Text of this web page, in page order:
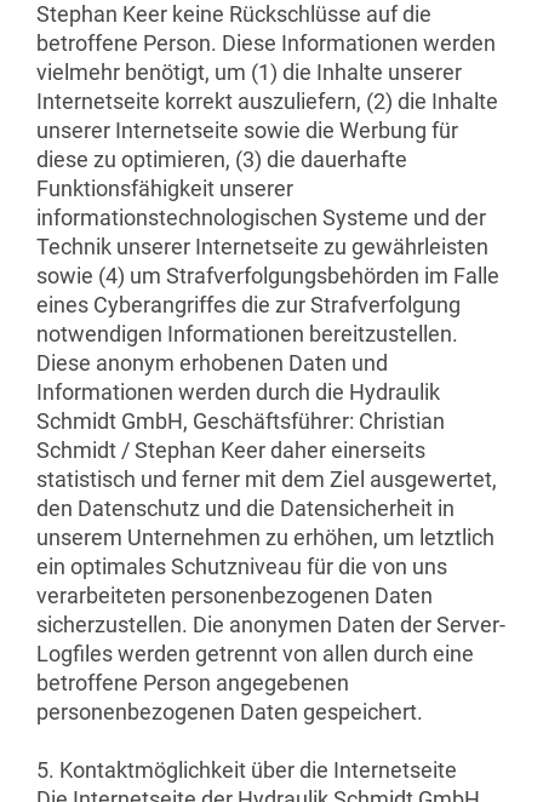
Stephan Keer keine Rückschlüsse auf die
betroffene Person. Diese Informationen werden
vielmehr benötigt, um (1) die Inhalte unserer
Internetseite korrekt auszuliefern, (2) die Inhalte
unserer Internetseite sowie die Werbung für
diese zu optimieren, (3) die dauerhafte
Funktionsfähigkeit unserer
informationstechnologischen Systeme und der
Technik unserer Internetseite zu gewährleisten
sowie (4) um Strafverfolgungsbehörden im Falle
eines Cyberangriffes die zur Strafverfolgung
notwendigen Informationen bereitzustellen.
Diese anonym erhobenen Daten und
Informationen werden durch die Hydraulik
Schmidt GmbH, Geschäftsführer: Christian
Schmidt / Stephan Keer daher einerseits
statistisch und ferner mit dem Ziel ausgewertet,
den Datenschutz und die Datensicherheit in
unserem Unternehmen zu erhöhen, um letztlich
ein optimales Schutzniveau für die von uns
verarbeiteten personenbezogenen Daten
sicherzustellen. Die anonymen Daten der Server-
Logfiles werden getrennt von allen durch eine
betroffene Person angegebenen
personenbezogenen Daten gespeichert.
5. Kontaktmöglichkeit über die Internetseite